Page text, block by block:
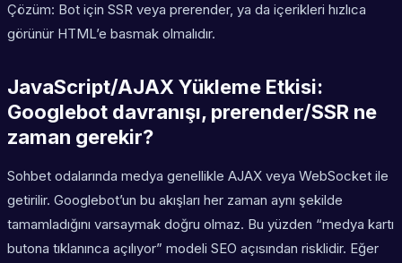
Çözüm: Bot için SSR veya prerender, ya da içerikleri hızlıca
görünür HTML’e basmak olmalıdır.
JavaScript/AJAX Yükleme Etkisi:
Googlebot davranışı, prerender/SSR ne
zaman gerekir?
Sohbet odalarında medya genellikle AJAX veya WebSocket ile
getirilir. Googlebot’un bu akışları her zaman aynı şekilde
tamamladığını varsaymak doğru olmaz. Bu yüzden “medya kartı
butona tıklanınca açılıyor” modeli SEO açısından risklidir. Eğer